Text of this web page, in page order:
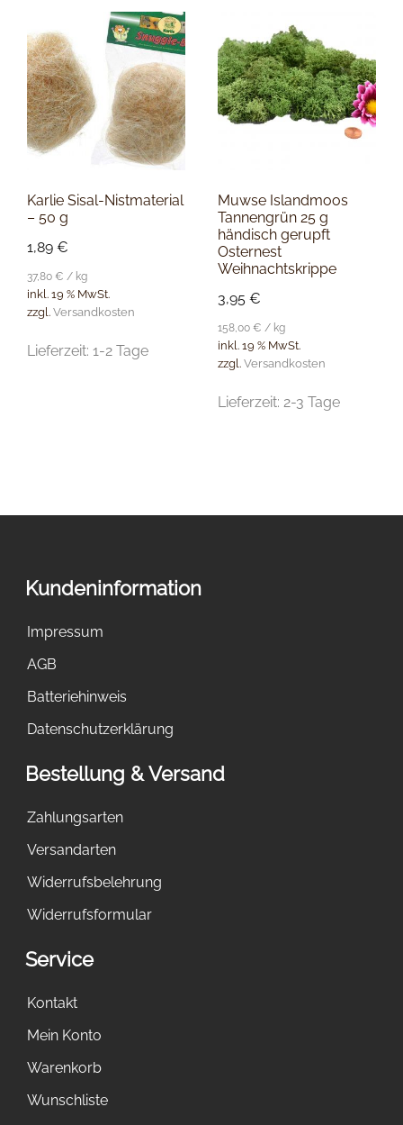
Karlie Sisal-Nistmaterial
– 50 g
1,89 €
37,80 € / kg
inkl. 19 % MwSt.
zzgl. Versandkosten
Lieferzeit: 1-2 Tage
Muwse Islandmoos
Tannengrün 25 g
händisch gerupft
Osternest
Weihnachtskrippe
3,95€
158,00€ / kg
inkl. 19 % MwSt.
zzgl.Versandkosten
Lieferzeit: 2-3 Tage
Kundeninformation
Impressum
AGB
Batteriehinweis
Datenschutzerklärung
Bestellung & Versand
Zahlungsarten
Versandarten
Widerrufsbelehrung
Widerrufsformular
Service
Kontakt
Mein Konto
Warenkorb
Wunschliste